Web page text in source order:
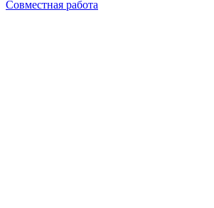
Совместная работа